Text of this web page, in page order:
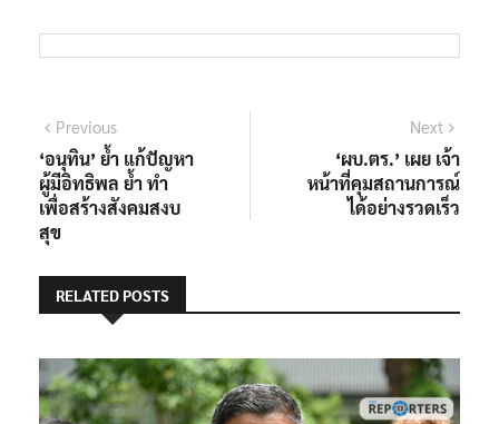
แนะแนว
เรื่อง
PreviousPrevious
post:
‘อนุทิน’ ย้ำ แก้ปัญหา
ผู้มีอิทธิพล ย้ำ ทำ
เพื่อสร้างสังคมสงบ
สุข
Next
post:
‘ผบ.ตร.’ เผย เจ้า
หน้าที่คุมสถานการณ์
ได้อย่างรวดเร็ว
RELATED POSTS